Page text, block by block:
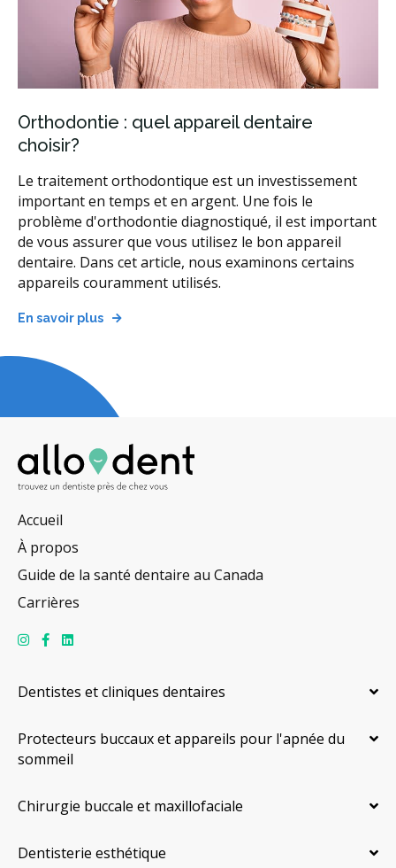
Orthodontie : quel appareil dentaire
choisir?
Le traitement orthodontique est un investissement
important en temps et en argent. Une fois le
problème d'orthodontie diagnostiqué, il est important
de vous assurer que vous utilisez le bon appareil
dentaire. Dans cet article, nous examinons certains
appareils couramment utilisés.
En savoir plus
Accueil
À propos
Guide de la santé dentaire au Canada
Carrières
Dentistes et cliniques dentaires
Protecteurs buccaux et appareils pour l'apnée du
sommeil
Chirurgie buccale et maxillofaciale
Dentisterie esthétique